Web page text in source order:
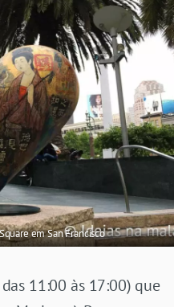
em San Francisco
11:00 às 17:00) que